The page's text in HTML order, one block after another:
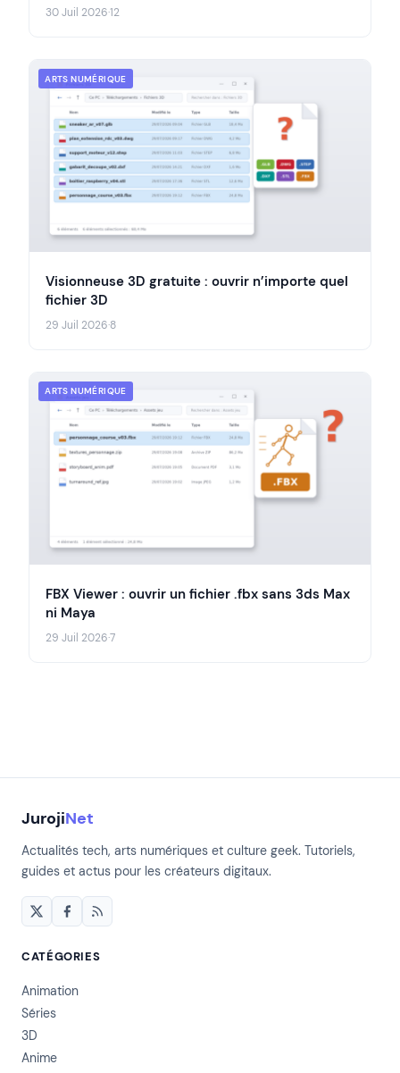
30 Juil 2026·12
ARTS NUMÉRIQUE
Visionneuse 3D gratuite : ouvrir n’importe quel
fichier 3D
29 Juil 2026·8
ARTS NUMÉRIQUE
FBX Viewer : ouvrir un fichier .fbx sans 3ds Max
ni Maya
29 Juil 2026·7
JurojiNet
Actualités tech, arts numériques et culture geek. Tutoriels,
guides et actus pour les créateurs digitaux.
CATÉGORIES
Animation
Séries
3D
Anime